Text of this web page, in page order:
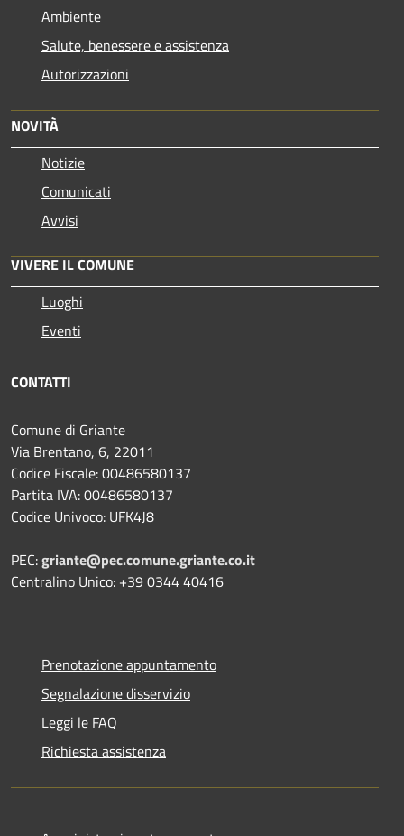
Ambiente
Salute, benessere e assistenza
Autorizzazioni
NOVITÀ
Notizie
Comunicati
Avvisi
VIVERE IL COMUNE
Luoghi
Eventi
CONTATTI
Comune di Griante
Via Brentano, 6, 22011
Codice Fiscale: 00486580137
Partita IVA: 00486580137
Codice Univoco: UFK4J8
PEC:griante@pec.comune.griante.co.it
Centralino Unico: +39 0344 40416
Prenotazione appuntamento
Segnalazione disservizio
Leggi le FAQ
Richiesta assistenza